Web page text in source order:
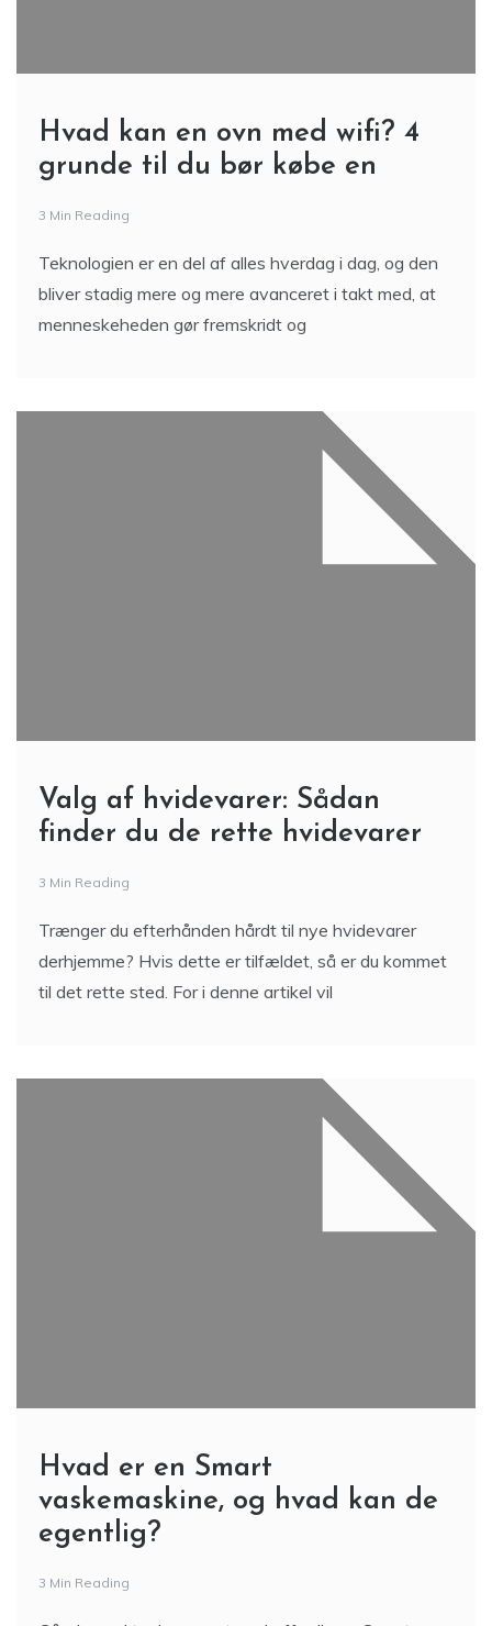
Hvad kan en ovn med wifi? 4
grunde til du bør købe en
3 Min Reading
Teknologien er en del af alles hverdag i dag, og den
bliver stadig mere og mere avanceret i takt med, at
menneskeheden gør fremskridt og
Valg af hvidevarer: Sådan
finder du de rette hvidevarer
3 Min Reading
Trænger du efterhånden hårdt til nye hvidevarer
derhjemme? Hvis dette er tilfældet, så er du kommet
til det rette sted. For i denne artikel vil
Hvad er en Smart
vaskemaskine, og hvad kan de
egentlig?
3 Min Reading